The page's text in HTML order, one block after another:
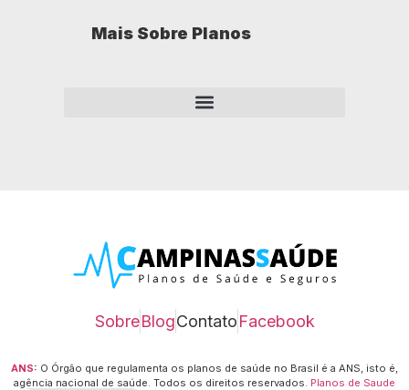
Mais Sobre Planos
SobreBlogContatoFacebook
ANS: O Órgão que regulamenta os planos de saúde no Brasil é a ANS, isto é,
agência nacional de saúde. Todos os direitos reservados. Planos de Saude